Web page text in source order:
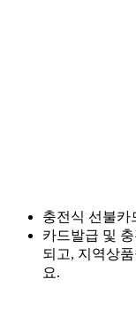
충전식 선불카
카드발급 및
되고, 지역상
요.